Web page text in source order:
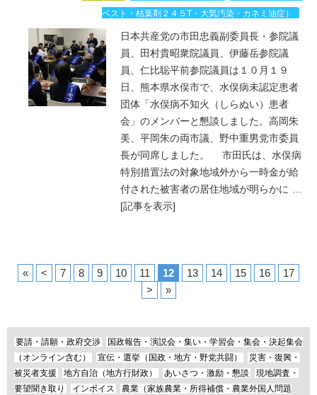
ベスト・枯葉剤２４５T・大気汚染・カネミ油症）
日本共産党の市田忠義副委員長・参院議
員、田村貴昭衆院議員、伊藤岳参院議
員、仁比聡平前参院議員は１０月１９
日、熊本県水俣市で、水俣病未認定患者
団体「水俣病不知火（しらぬい）患者
会」のメンバーと懇談しました。高岡朱
美、平岡朱の両市議、野中重男党市委員
長が同席しました。 市田氏は、水俣病
特別措置法の対象地域外から一時金が給
付された被害者の居住地域が明らかに …
[記事を表示]
« < 7 8 9 10 11 12 13 14 15 16
17
>
»
要請・請願・政府交渉
国政報告・演説会・集い・学習会・集会・決起集会
（オンライン含む）
宣伝・選挙（国政・地方・野党共闘）
災害・復興・
被災者支援
地方自治（地方行財政） あいさつ・激励・懇談
現地調査・
要望聞き取り
インボイス
農業（家族農業・所得補償・農業外国人問題